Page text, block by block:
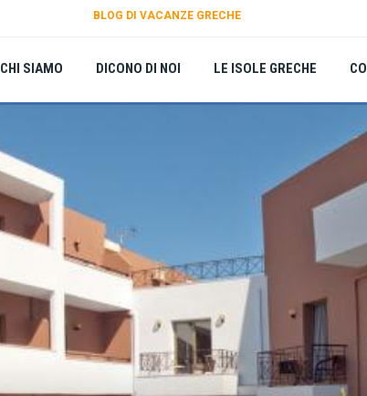
BLOG DI VACANZE GRECHE
CHI SIAMO DICONO DI NOI LE ISOLE GRECHE